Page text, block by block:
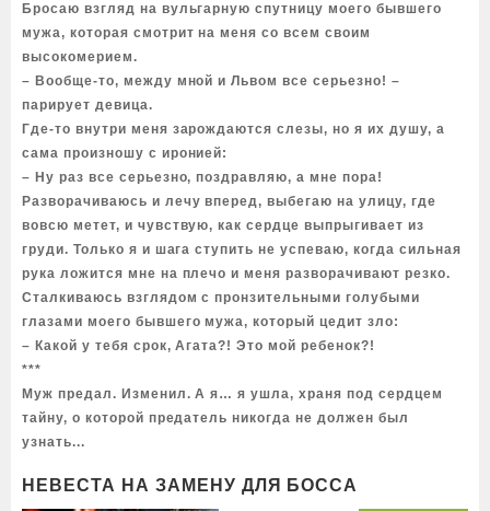
Бросаю взгляд на вульгарную спутницу моего бывшего
мужа, которая смотрит на меня со всем своим
высокомерием.
– Вообще-то, между мной и Львом все серьезно! –
парирует девица.
Где-то внутри меня зарождаются слезы, но я их душу, а
сама произношу с иронией:
– Ну раз все серьезно, поздравляю, а мне пора!
Разворачиваюсь и лечу вперед, выбегаю на улицу, где
вовсю метет, и чувствую, как сердце выпрыгивает из
груди. Только я и шага ступить не успеваю, когда сильная
рука ложится мне на плечо и меня разворачивают резко.
Сталкиваюсь взглядом с пронзительными голубыми
глазами моего бывшего мужа, который цедит зло:
– Какой у тебя срок, Агата?! Это мой ребенок?!
***
Муж предал. Изменил. А я… я ушла, храня под сердцем
тайну, о которой предатель никогда не должен был
узнать...
НЕВЕСТА НА ЗАМЕНУ ДЛЯ БОССА